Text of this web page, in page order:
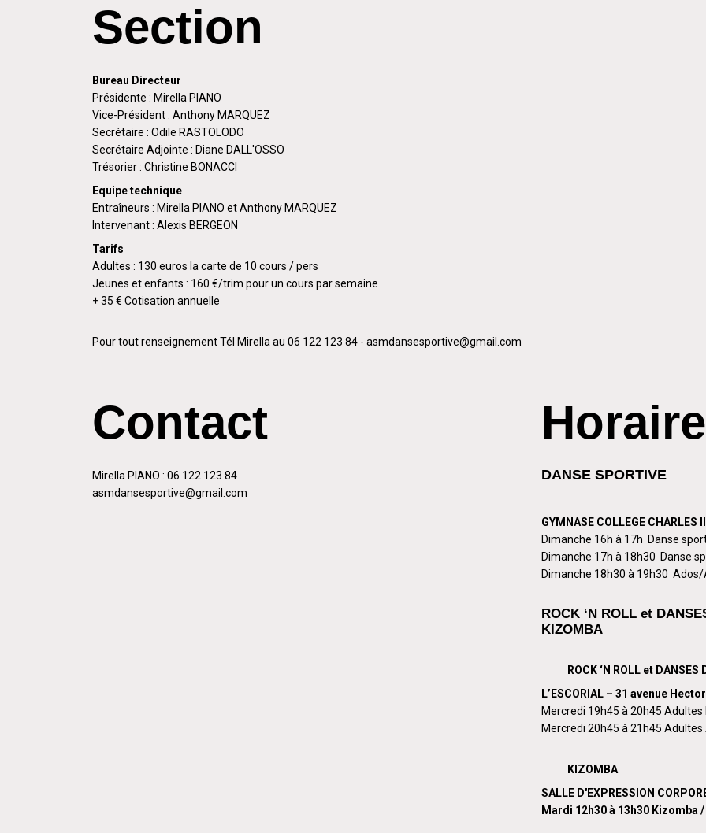
Section
Bureau Directeur
Présidente : Mirella PIANO
Vice-Président : Anthony MARQUEZ
Secrétaire : Odile RASTOLODO
Secrétaire Adjointe : Diane DALL'OSSO
Trésorier : Christine BONACCI
Equipe technique
Entraîneurs : Mirella PIANO et Anthony MARQUEZ
Intervenant : Alexis BERGEON
Tarifs
Adultes : 130 euros la carte de 10 cours / pers
Jeunes et enfants : 160 €/trim pour un cours par semaine
+ 35 € Cotisation annuelle
Pour tout renseignement Tél Mirella au 06 122 123 84 - asmdansesportive@gmail.com
Contact
Mirella PIANO : 06 122 123 84
asmdansesportive@gmail.com
DANSE SPORTIVE
GYMNASE COLLEGE
Dimanche 16h à 17h Danse
Dimanche 17h à 18h30 Danse
Dimanche 18h30 à 19h30
ROCK ‘N ROLL et
KIZOMBA
ROCK ‘N ROLL et DANSES
L’ESCORIAL – 31 avenue
Mercredi 19h45 à 20h45
Mercredi 20h45 à 21h45 Adultes
KIZOMBA
SALLE D'EXPRESSION
Mardi 12h30 à 13h30 Kizomba